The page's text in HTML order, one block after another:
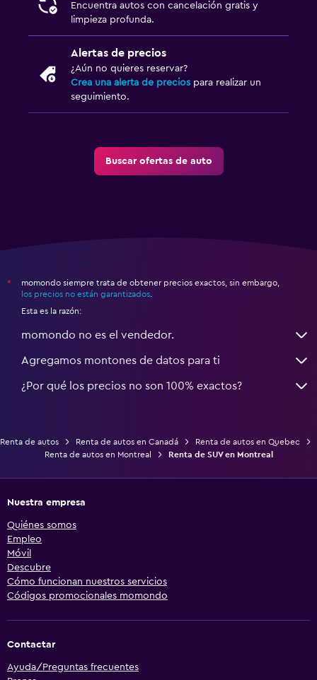
Encuentra autos con cancelación gratis y
limpieza profunda.
Alertas de precios
¿Aún no quieres reservar?
Crea una alerta de precios para realizar un
seguimiento.
Buscar ofertas de auto
*
momondo siempre trata de obtener precios exactos, sin embargo,
los precios no están garantizados
Esta es la razón:
momondo no es el vendedor.
Agregamos montones de datos para ti
¿Por qué los precios no son 100% exactos?
Renta de autos Renta de autos en Canadá
Renta de autos en Quebec
Renta de autos en Montreal
Renta de SUV en Montreal
Nuestra empresa
Quiénes somos
Empleo
Móvil
Descubre
Cómo funcionan nuestros servicios
Códigos promocionales momondo
Contactar
Ayuda/Preguntas frecuentes